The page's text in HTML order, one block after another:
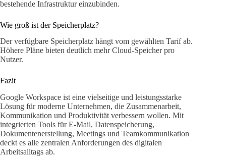
bestehende Infrastruktur einzubinden.
Wie groß ist der Speicherplatz?
Der verfügbare Speicherplatz hängt vom gewählten Tarif ab.
Höhere Pläne bieten deutlich mehr Cloud-Speicher pro
Nutzer.
Fazit
Google Workspace ist eine vielseitige und leistungsstarke
Lösung für moderne Unternehmen, die Zusammenarbeit,
Kommunikation und Produktivität verbessern wollen. Mit
integrierten Tools für E-Mail, Datenspeicherung,
Dokumentenerstellung, Meetings und Teamkommunikation
deckt es alle zentralen Anforderungen des digitalen
Arbeitsalltags ab.